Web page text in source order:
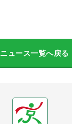
ニュース一覧へ戻る